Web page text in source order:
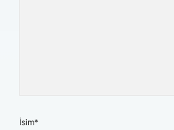
İsim*